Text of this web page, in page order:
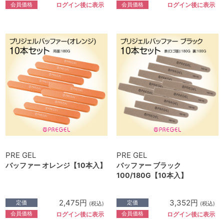
会員価格 ログイン後に表示 会員価格 ログイン後に表示
PRE GEL
バッファー オレンジ【10本入】
定価 2,475円 (税込)
会員価格 ログイン後に表示
PRE GEL
バッファー ブラック
100/180G【10本入】
定価 3,352円 (税込)
会員価格 ログイン後に表示